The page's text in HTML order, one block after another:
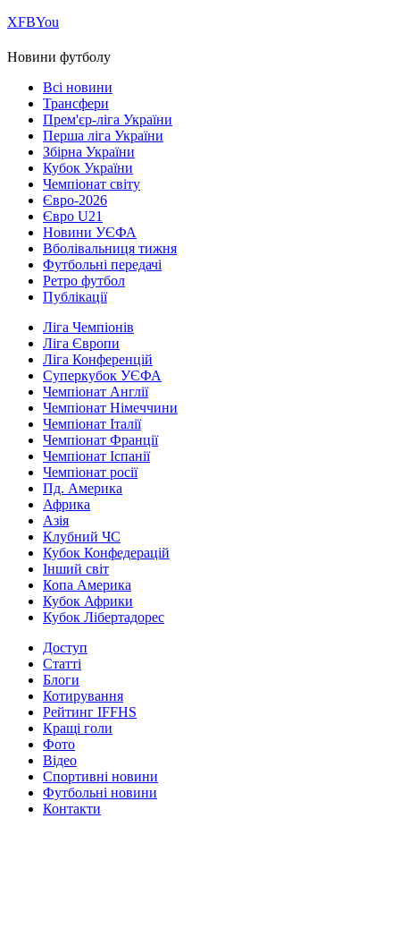
ХFBYou
Новини футболу
Всі новини
Трансфери
Прем'єр-ліга України
Перша ліга України
Збірна України
Кубок України
Чемпіонат світу
Євро-2026
Євро U21
Новини УЄФА
Вболівальниця тижня
Футбольні передачі
Ретро футбол
Публікації
Ліга Чемпіонів
Ліга Європи
Ліга Конференцій
Суперкубок УЄФА
Чемпіонат Англії
Чемпіонат Німеччини
Чемпіонат Італії
Чемпіонат Франції
Чемпіонат Іспанії
Чемпіонат росії
Пд. Америка
Африка
Азія
Клубний ЧС
Кубок Конфедерацій
Інший світ
Копа Америка
Кубок Африки
Кубок Лібертадорес
Доступ
Статті
Блоги
Котирування
Рейтинг IFFHS
Кращі голи
Фото
Відео
Спортивні новини
Футбольні новини
Контакти